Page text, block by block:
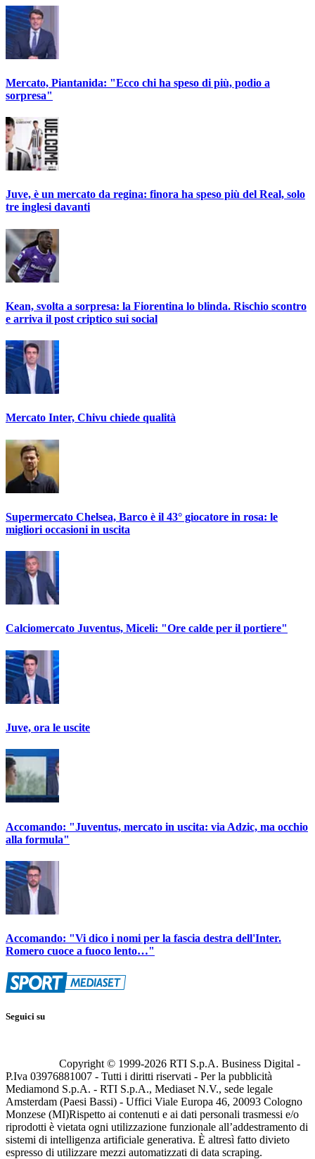
Mercato, Piantanida: "Ecco chi ha speso di più, podio a
sorpresa"
Juve, è un mercato da regina: finora ha speso più del Real, solo
tre inglesi davanti
Kean, svolta a sorpresa: la Fiorentina lo blinda. Rischio scontro
e arriva il post criptico sui social
Mercato Inter, Chivu chiede qualità
Supermercato Chelsea, Barco è il 43° giocatore in rosa: le
migliori occasioni in uscita
Calciomercato Juventus, Miceli: "Ore calde per il portiere"
Juve, ora le uscite
Accomando: "Juventus, mercato in uscita: via Adzic, ma occhio
alla formula"
Accomando: "Vi dico i nomi per la fascia destra dell'Inter.
Romero cuoce a fuoco lento…"
Seguici su
Copyright © 1999-2026 RTI S.p.A. Business Digital -
P.Iva 03976881007 - Tutti i diritti riservati - Per la pubblicità
Mediamond S.p.A. - RTI S.p.A., Mediaset N.V., sede legale
Amsterdam (Paesi Bassi) - Uffici Viale Europa 46, 20093 Cologno
Monzese (MI)Rispetto ai contenuti e ai dati personali trasmessi e/o
riprodotti è vietata ogni utilizzazione funzionale all’addestramento di
sistemi di intelligenza artificiale generativa. È altresì fatto divieto
espresso di utilizzare mezzi automatizzati di data scraping.